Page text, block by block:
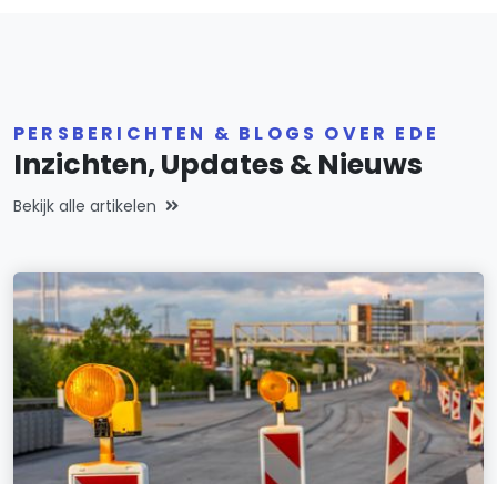
PERSBERICHTEN & BLOGS OVER EDE
Inzichten, Updates & Nieuws
Bekijk alle artikelen